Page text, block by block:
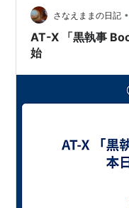
で、『私が勝手に予
２５上半期』の発表
りごと 第２期』主演
さなえままの日記 •
AT-X 「黒執事
始